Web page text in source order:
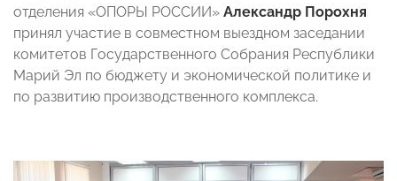
отделения «ОПОРЫ РОССИИ» Александр Порохня
принял участие в совместном выездном заседании
комитетов Государственного Собрания Республики
Марий Эл по бюджету и экономической политике и
по развитию производственного комплекса.